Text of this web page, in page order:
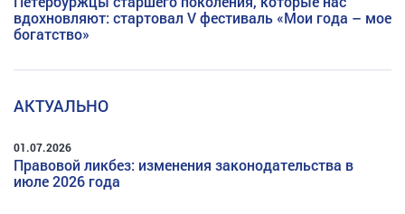
вдохновляют: стартовал V фестиваль «Мои года – мое
богатство»
АКТУАЛЬНО
01.07.2026
Правовой ликбез: изменения законодательства в
июле 2026 года